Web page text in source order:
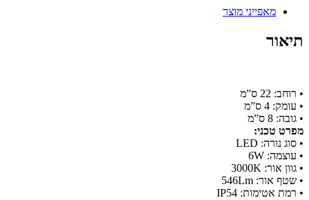
מאפייני מוצר
תיאור
• רוחב: 22 ס”מ
• עומק: 4 ס”מ
• גובה: 8 ס”מ
מפרט טכני:
• סוג נורה: LED
• עוצמה: 6W
• גוון אור: 3000K
• שטף אור: 546Lm
• רמת אטימות: IP54